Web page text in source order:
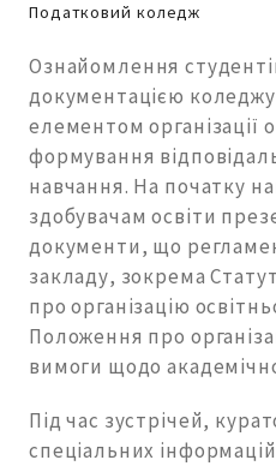
Податковий коледж
Ознайомлення
документацією
елементом організації
формування
навчання. На початку
здобувачам освіти
документи, що
закладу, зокрема
про організацію
Положення про
вимоги щодо
Під час зустрічей,
спеціальних